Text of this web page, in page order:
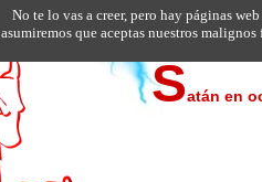
Satán en
No te lo vas a creer, pero hay páginas
asumiremos que aceptas nuestros